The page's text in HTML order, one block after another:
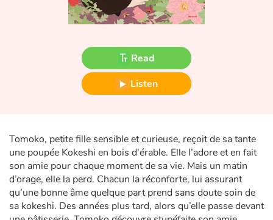
Princesses and princes, kings, queens and dragons
Ogres, monsters and witches
Heroines and Heroes
The animals
Travel, epic, investigation, adventure
Around the world
Read
Listen
Tomoko, petite fille sensible et curieuse, reçoit de sa tante
une poupée Kokeshi en bois d'érable. Elle l’adore et en fait
son amie pour chaque moment de sa vie. Mais un matin
d’orage, elle la perd. Chacun la réconforte, lui assurant
qu’une bonne âme quelque part prend sans doute soin de
sa kokeshi. Des années plus tard, alors qu’elle passe devant